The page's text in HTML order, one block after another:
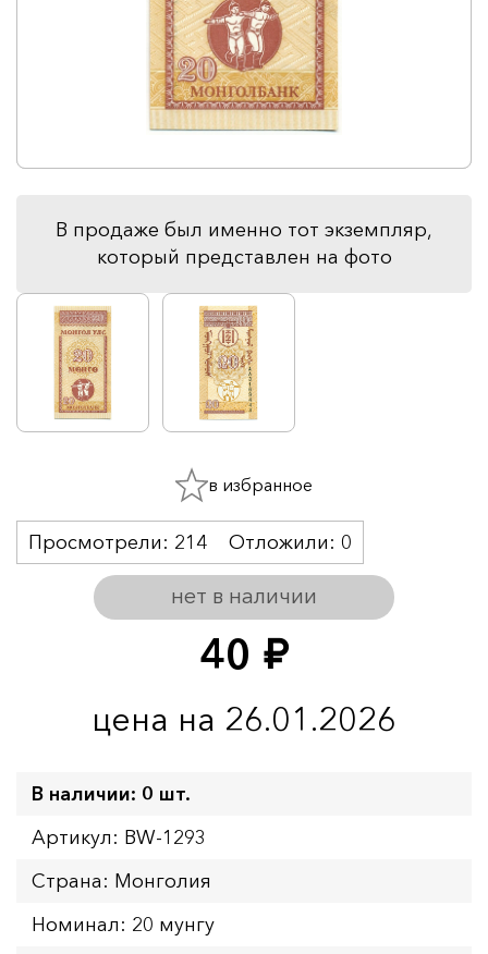
В продаже был именно тот экземпляр,
который представлен на фото
40 руб.
цена на 26.01.2026
нет в наличии
Просмотрели: 214 Отложили: 0
в избранное
В наличии: 0 шт.
Артикул: BW-1293
Страна: Монголия
Номинал: 20 мунгу